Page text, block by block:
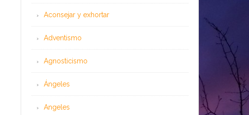
Aconsejar y exhortar
Adventismo
Agnosticismo
Ángeles
Angeles